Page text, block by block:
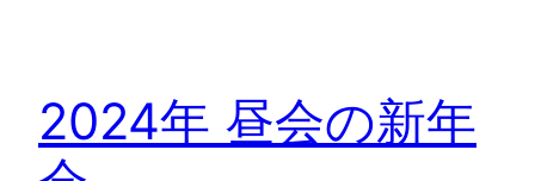
2024年 昼会の新年